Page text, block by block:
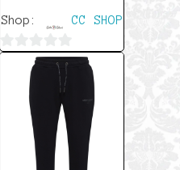
Shop: CC SHOP
von